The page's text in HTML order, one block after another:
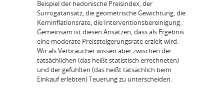
Beispiel der hedonische Preisindex, der
Surrogatansatz, die geometrische Gewichtung, die
Kerninflationsrate, die Interventionsbereinigung.
Gemeinsam ist diesen Ansätzen, dass als Ergebnis
eine moderate Preissteigerungsrate erzielt wird.
Wir als Verbraucher wissen aber zwischen der
tatsächlichen (das heißt statistisch errechneten)
und der gefühlten (das heißt tatsächlich beim
Einkauf erlebten) Teuerung zu unterscheiden.